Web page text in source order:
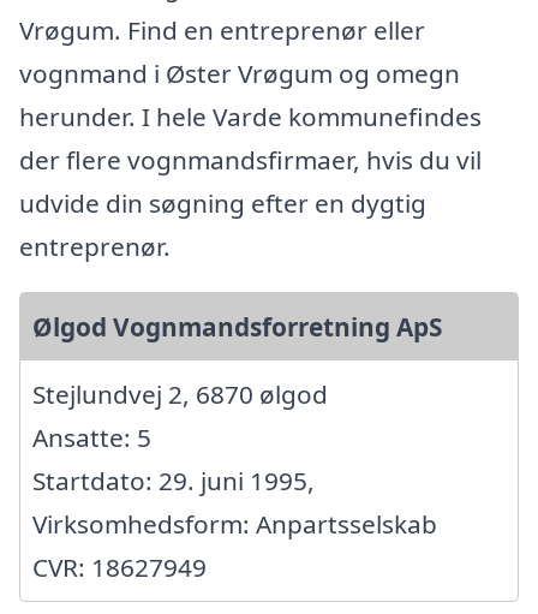
Vrøgum. Find en entreprenør eller
vognmand i Øster Vrøgum og omegn
herunder. I hele Varde kommunefindes
der flere vognmandsfirmaer, hvis du vil
udvide din søgning efter en dygtig
entreprenør.
Ølgod Vognmandsforretning ApS
Stejlundvej 2, 6870 ølgod
Ansatte: 5
Startdato: 29. juni 1995,
Virksomhedsform: Anpartsselskab
CVR: 18627949